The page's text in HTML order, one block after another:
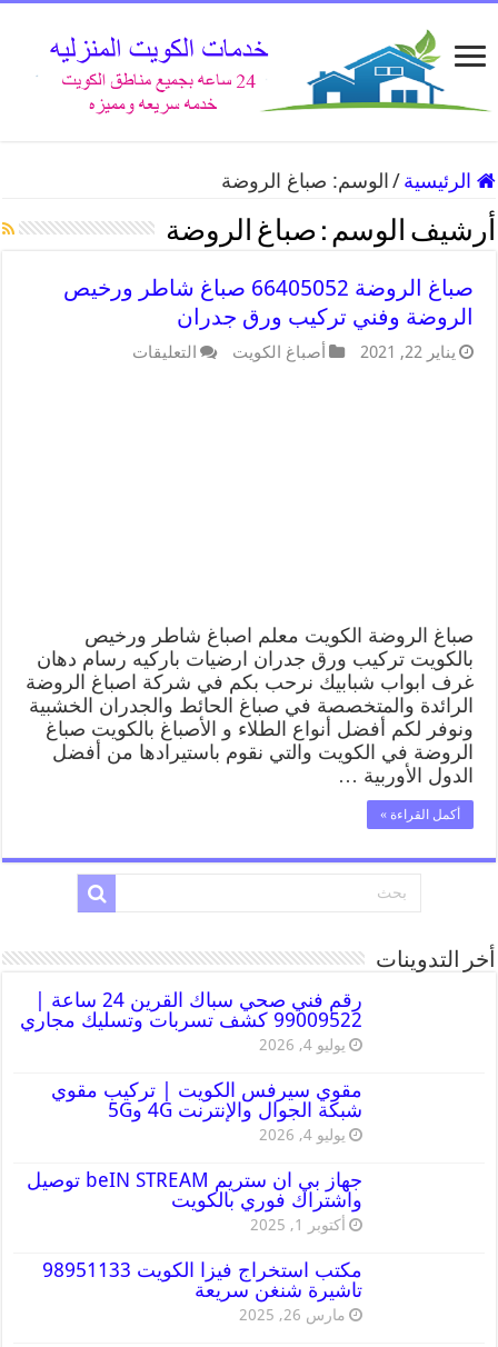
الرئيسية / الوسم: صباغ الروضة
أرشيف الوسم : صباغ الروضة
صباغ الروضة 66405052 صباغ شاطر ورخيص
الروضة وفني تركيب ورق جدران
يناير 22, 2021 أصباغ الكويت التعليقات
صباغ الروضة الكويت معلم اصباغ شاطر ورخيص
بالكويت تركيب ورق جدران ارضيات باركيه رسام دهان
غرف ابواب شبابيك نرحب بكم في شركة اصباغ الروضة
الرائدة والمتخصصة في صباغ الحائط والجدران الخشبية
ونوفر لكم أفضل أنواع الطلاء و الأصباغ بالكويت صباغ
الروضة في الكويت والتي نقوم باستيرادها من أفضل
الدول الأوربية …
أكمل القراءة »
أخر التدوينات
رقم فني صحي سباك القرين 24 ساعة |
99009522 كشف تسربات وتسليك مجاري
يوليو 4, 2026
مقوي سيرفس الكويت | تركيب مقوي
شبكة الجوال والإنترنت 4G و5G
يوليو 4, 2026
جهاز بي ان ستريم beIN STREAM توصيل
واشتراك فوري بالكويت
أكتوبر 1, 2025
مكتب استخراج فيزا الكويت 98951133
تاشيرة شنغن سريعة
مارس 26, 2025